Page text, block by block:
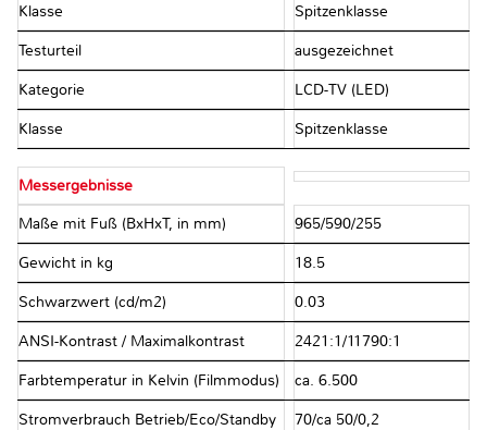
Klasse Spitzenklasse
Testurteil ausgezeichnet
Kategorie LCD-TV (LED)
Klasse Spitzenklasse
Messergebnisse
Maße mit Fuß (BxHxT, in mm) 965/590/255
Gewicht in kg 18.5
Schwarzwert (cd/m2) 0.03
ANSI-Kontrast / Maximalkontrast 2421:1/11790:1
Farbtemperatur in Kelvin (Filmmodus) ca. 6.500
Stromverbrauch Betrieb/Eco/Standby 70/ca 50/0,2